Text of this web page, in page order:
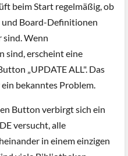
beim Start regelmäßig, ob
Board-Definitionen
sind. Wenn
sind, erscheint eine
„UPDATE ALL". Das
bekanntes Problem.
Button verbirgt sich ein
versucht, alle
in einem einzigen